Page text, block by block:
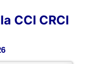
CCI CRCI